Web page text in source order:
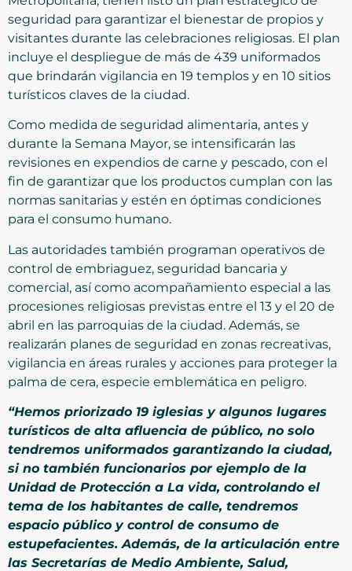
seguridad para garantizar el bienestar de propios y
visitantes durante las celebraciones religiosas. El plan
incluye el despliegue de más de 439 uniformados
que brindarán vigilancia en 19 templos y en 10 sitios
turísticos claves de la ciudad.
Como medida de seguridad alimentaria, antes y
durante la Semana Mayor, se intensificarán las
revisiones en expendios de carne y pescado, con el
fin de garantizar que los productos cumplan con las
normas sanitarias y estén en óptimas condiciones
para el consumo humano.
Las autoridades también programan operativos de
control de embriaguez, seguridad bancaria y
comercial, así como acompañamiento especial a las
procesiones religiosas previstas entre el 13 y el 20 de
abril en las parroquias de la ciudad. Además, se
realizarán planes de seguridad en zonas recreativas,
vigilancia en áreas rurales y acciones para proteger la
palma de cera, especie emblemática en peligro.
“Hemos priorizado 19 iglesias y algunos lugares
turísticos de alta afluencia de público, no solo
tendremos uniformados garantizando la ciudad,
si no también funcionarios por ejemplo de la
Unidad de Protección a La vida, controlando el
tema de los habitantes de calle, tendremos
espacio público y control de consumo de
estupefacientes. Además, de la articulación entre
las Secretarías de Medio Ambiente, Salud,